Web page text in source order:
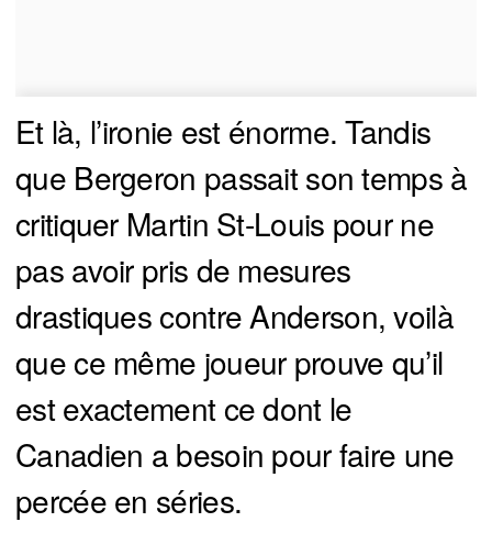
Et là, l’ironie est énorme. Tandis
que Bergeron passait son temps à
critiquer Martin St-Louis pour ne
pas avoir pris de mesures
drastiques contre Anderson, voilà
que ce même joueur prouve qu’il
est exactement ce dont le
Canadien a besoin pour faire une
percée en séries.